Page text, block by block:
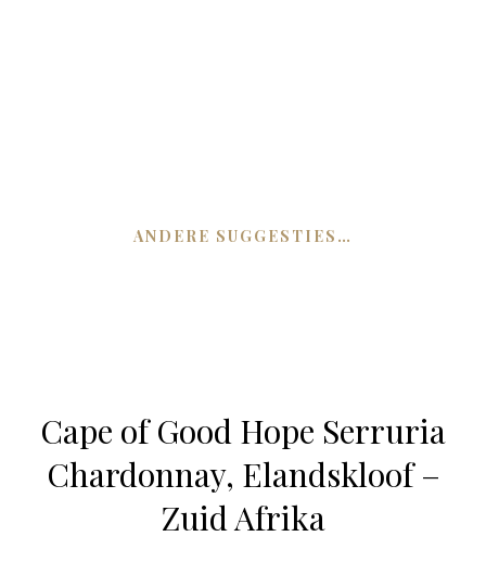
ANDERE SUGGESTIES…
Cape of Good Hope Serruria
Chardonnay, Elandskloof –
Zuid Afrika